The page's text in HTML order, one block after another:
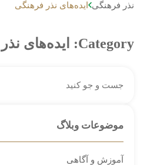
نذر فرهنگی ایده‌های نذر فرهنگی
Category: ایده‌های
موضوعات وبلاگ
آموزش و آگاهی